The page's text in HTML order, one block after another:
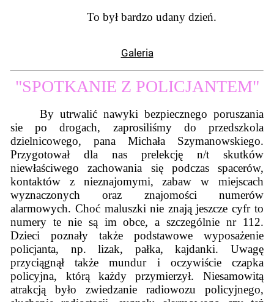
To był bardzo udany dzień.
Galeria
"SPOTKANIE Z POLICJANTEM"
By utrwalić nawyki bezpiecznego poruszania
sie po drogach, zaprosiliśmy do przedszkola
dzielnicowego, pana Michała Szymanowskiego.
Przygotował dla nas prelekcję n/t skutków
niewłaściwego zachowania się podczas spacerów,
kontaktów z nieznajomymi, zabaw w miejscach
wyznaczonych oraz znajomości numerów
alarmowych. Choć maluszki nie znają jeszcze cyfr to
numery te nie są im obce, a szczególnie nr 112.
Dzieci poznały także podstawowe wyposażenie
policjanta, np. lizak, pałka, kajdanki. Uwagę
przyciągnął także mundur i oczywiście czapka
policyjna, którą każdy przymierzył. Niesamowitą
atrakcją było zwiedzanie radiowozu policyjnego,